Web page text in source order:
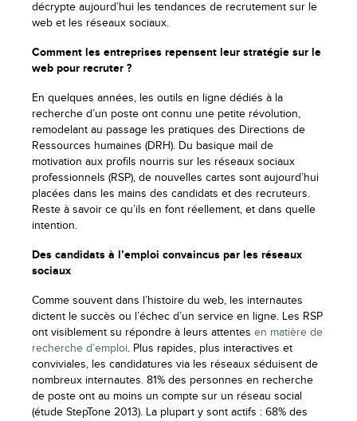
décrypte aujourd’hui les tendances de recrutement sur le
web et les réseaux sociaux.
Comment les entreprises repensent leur stratégie sur le
web pour recruter ?
En quelques années, les outils en ligne dédiés à la
recherche d’un poste ont connu une petite révolution,
remodelant au passage les pratiques des Directions de
Ressources humaines (DRH). Du basique mail de
motivation aux profils nourris sur les réseaux sociaux
professionnels (RSP), de nouvelles cartes sont aujourd’hui
placées dans les mains des candidats et des recruteurs.
Reste à savoir ce qu’ils en font réellement, et dans quelle
intention.
Des candidats à l’emploi convaincus par les réseaux
sociaux
Comme souvent dans l’histoire du web, les internautes
dictent le succès ou l’échec d’un service en ligne. Les RSP
ont visiblement su répondre à leurs attentes en matière de
recherche d’emploi. Plus rapides, plus interactives et
conviviales, les candidatures via les réseaux séduisent de
nombreux internautes. 81% des personnes en recherche
de poste ont au moins un compte sur un réseau social
(étude StepTone 2013). La plupart y sont actifs : 68% des